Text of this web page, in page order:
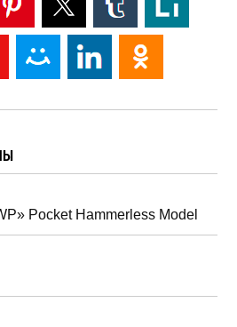
Pocket Hammerless Model